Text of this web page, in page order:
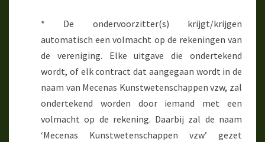
* De ondervoorzitter(s) krijgt/krijgen
automatisch een volmacht op de rekeningen van
de vereniging. Elke uitgave die ondertekend
wordt, of elk contract dat aangegaan wordt in de
naam van Mecenas Kunstwetenschappen vzw, zal
ondertekend worden door iemand met een
volmacht op de rekening. Daarbij zal de naam
‘Mecenas Kunstwetenschappen vzw’ gezet